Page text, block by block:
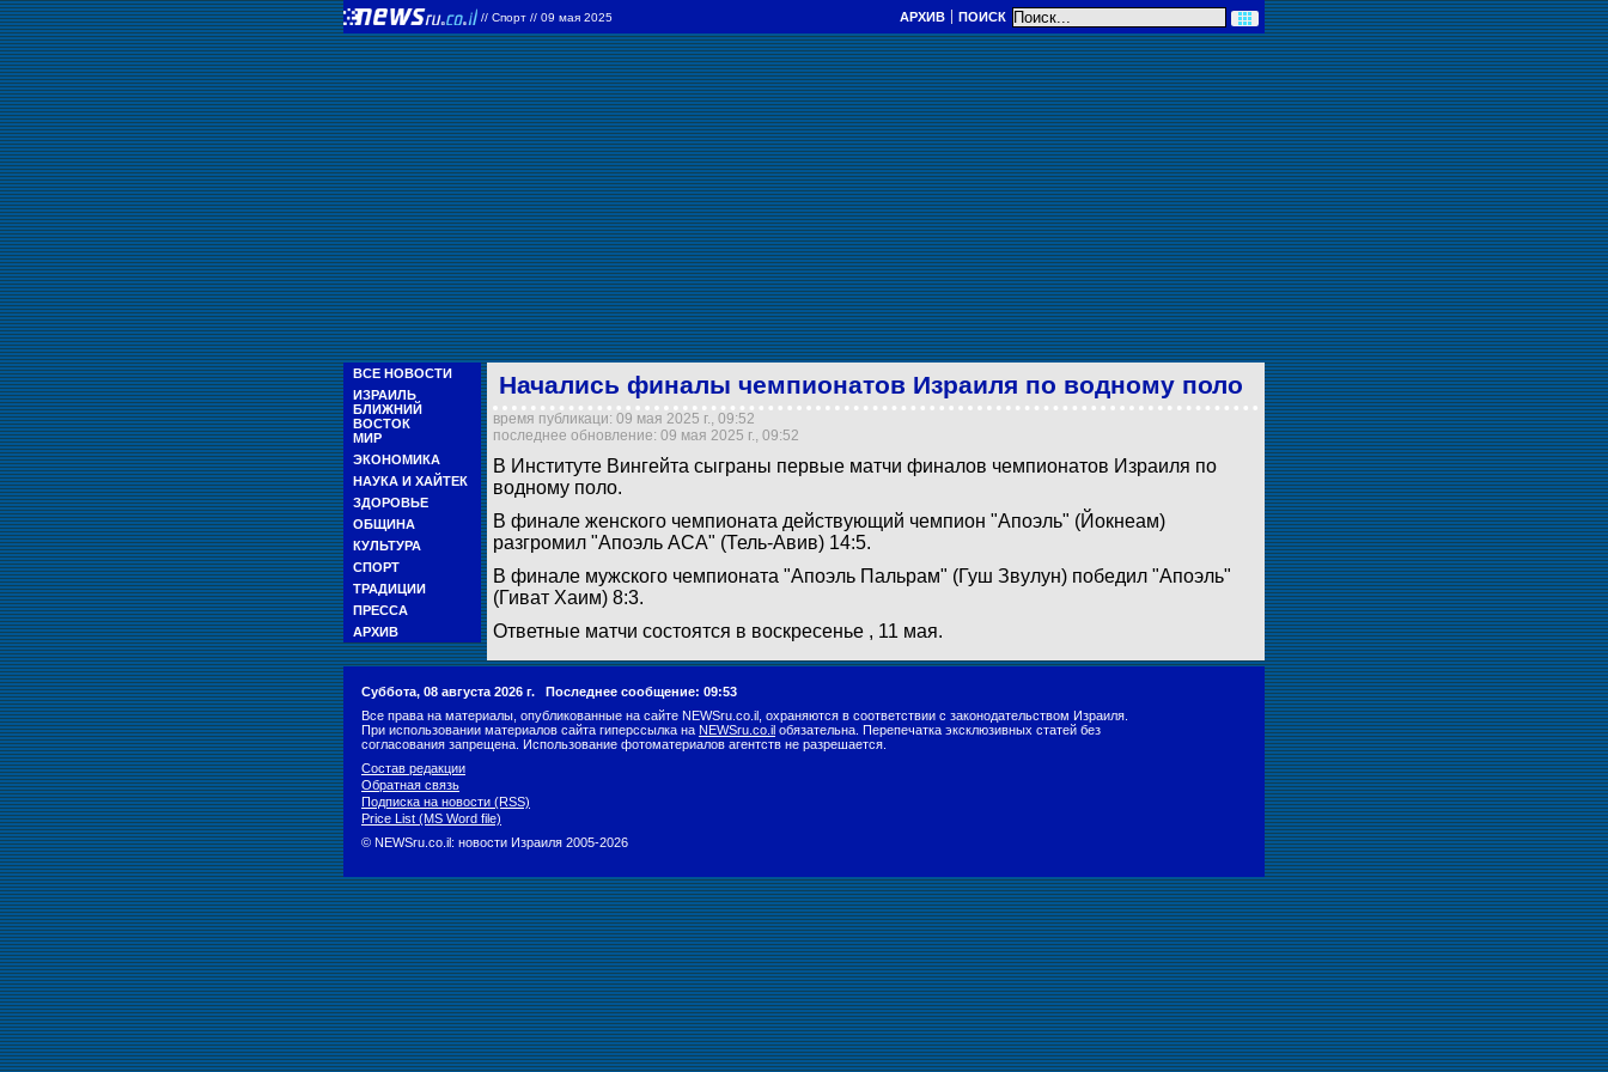
// Спорт // 09 мая 2025 АРХИВ ПОИСК
ВСЕ НОВОСТИ
ИЗРАИЛЬ
БЛИЖНИЙ
ВОСТОК
МИР
ЭКОНОМИКА
НАУКА И ХАЙТЕК
ЗДОРОВЬЕ
ОБЩИНА
КУЛЬТУРА
СПОРТ
ТРАДИЦИИ
ПРЕССА
АРХИВ
Начались финалы чемпионатов Израиля по водному поло
время публикаци: 09 мая 2025 г., 09:52
последнее обновление: 09 мая 2025 г., 09:52
В Институте Вингейта сыграны первые матчи финалов чемпионатов Израиля по
водному поло.
В финале женского чемпионата действующий чемпион "Апоэль" (Йокнеам)
разгромил "Апоэль АСА" (Тель-Авив) 14:5.
В финале мужского чемпионата "Апоэль Пальрам" (Гуш Звулун) победил "Апоэль"
(Гиват Хаим) 8:3.
Ответные матчи состоятся в воскресенье , 11 мая.
Суббота, 08 августа 2026 г. Последнее сообщение: 09:53
Все права на материалы, опубликованные на сайте NEWSru.co.il, охраняются в соответствии с законодательством Израиля.
При использовании материалов сайта гиперссылка на NEWSru.co.il обязательна. Перепечатка эксклюзивных статей без
согласования запрещена. Использование фотоматериалов агентств не разрешается.
Состав редакции
Обратная связь
Подписка на новости (RSS)
Price List (MS Word file)
© NEWSru.co.il: новости Израиля 2005-2026